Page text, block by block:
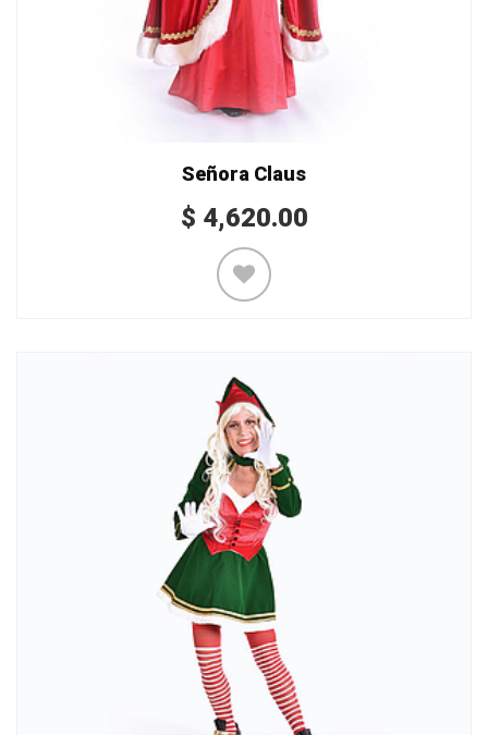
Señora Claus
$ 4,620.00